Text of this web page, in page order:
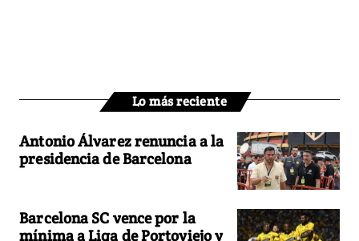
Lo más reciente
Antonio Álvarez renuncia a la
presidencia de Barcelona
Barcelona SC vence por la
mínima a Liga de Portoviejo y